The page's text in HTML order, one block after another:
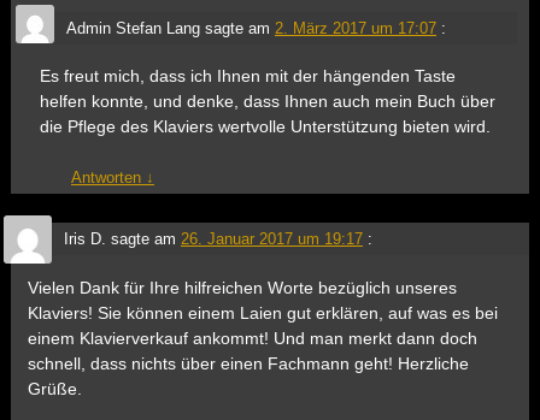
Admin Stefan Langsagte am 2. März 2017 um 17:07 :
Es freut mich, dass ich Ihnen mit der hängenden Taste
helfen konnte, und denke, dass Ihnen auch mein Buch über
die Pflege des Klaviers wertvolle Unterstützung bieten wird.
Antworten ↓
Iris D. sagte am 26. Januar 2017 um 19:17 :
Vielen Dank für Ihre hilfreichen Worte bezüglich unseres
Klaviers! Sie können einem Laien gut erklären, auf was es bei
einem Klavierverkauf ankommt! Und man merkt dann doch
schnell, dass nichts über einen Fachmann geht! Herzliche
Grüße.